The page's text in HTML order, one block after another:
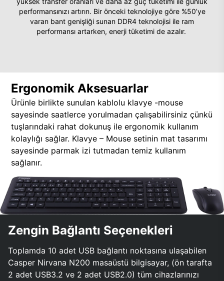
performansınızı artırın. Bir önceki teknolojiye göre %50’ye
varan bant genişliği sunan DDR4 teknolojisi ile ram
performansı artarken, enerji tüketimi de azalır.
Ergonomik Aksesuarlar
Ürünle birlikte sunulan kablolu klavye -mouse
sayesinde saatlerce yorulmadan çalışabilirsiniz çünkü
tuşlarındaki rahat dokunuş ile ergonomik kullanım
kolaylığı sağlar. Klavye – Mouse setinin mat tasarımı
sayesinde parmak izi tutmadan temiz kullanım
sağlanır.
Zengin Bağlantı Seçenekleri
Toplamda 10 adet USB bağlantı noktasına ulaşabilen
Casper Nirvana N200 masaüstü bilgisayar, (ön tarafta
2 adet USB3.2 ve 2 adet USB2.0) tüm cihazlarınızı